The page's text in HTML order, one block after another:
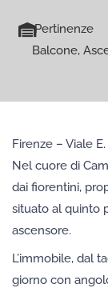
Pertinenze
Balcone,
Firenze – Viale
Nel cuore di
dai fiorentini,
situato al quinto
ascensore.
L’immobile, dal
giorno con